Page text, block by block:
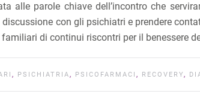
alle parole chiave dell’incontro che
con gli psichiatri e prendere
di continui riscontri per il benessere
, PSICHIATRIA, PSICOFARMACI , RECOVERY,